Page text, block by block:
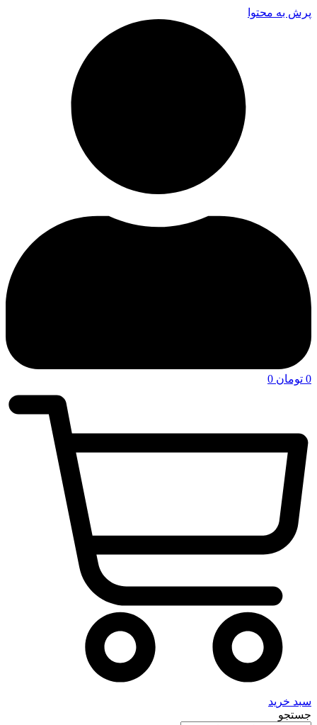
پرش به محتوا
0 تومان 0
سبد خرید
جستجو